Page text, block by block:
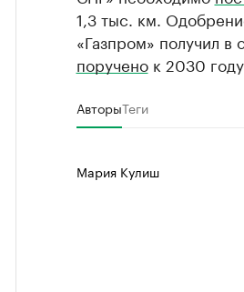
1,3 тыс. км.
«Газпром» получил в
порученок 2030 году.
АвторыТеги
Мария Кулиш